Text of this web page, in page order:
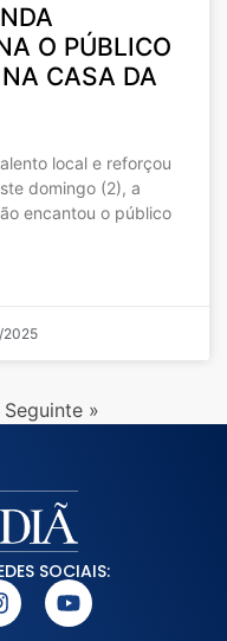
O PÚBLICO
CASA DA
local e reforçou
domingo (2), a
encantou o público
2025
Seguinte »
SOCIAIS: